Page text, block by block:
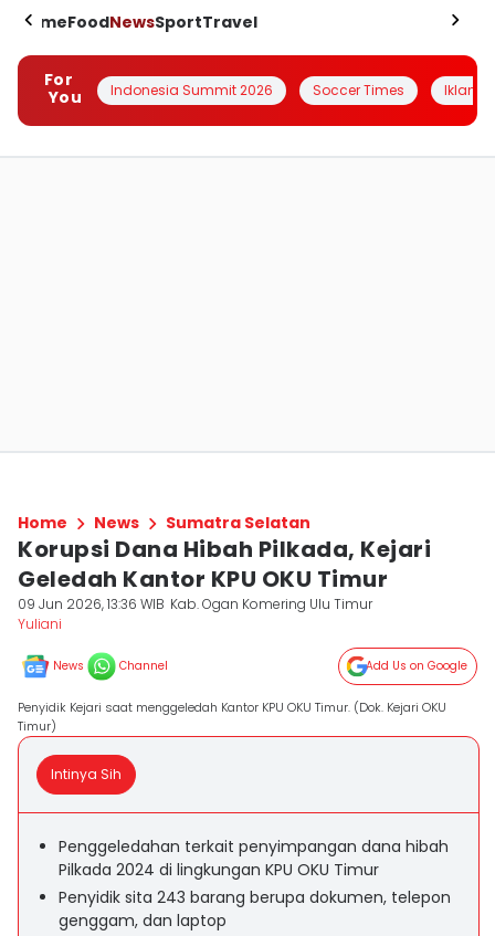
HomeFoodNewsSportTravel
For
You
Indonesia Summit 2026 Soccer Times Iklanin
Home News Sumatra Selatan
Korupsi Dana Hibah Pilkada, Kejari
Geledah Kantor KPU OKU Timur
09 Jun 2026, 13:36 WIB Kab. Ogan Komering Ulu Timur
Yuliani
News Channel Add Us on Google
Penyidik Kejari saat menggeledah Kantor KPU OKU Timur. (Dok. Kejari OKU
Timur)
Intinya Sih
Penggeledahan terkait penyimpangan dana hibah
Pilkada 2024 di lingkungan KPU OKU Timur
Penyidik sita 243 barang berupa dokumen, telepon
genggam, dan laptop